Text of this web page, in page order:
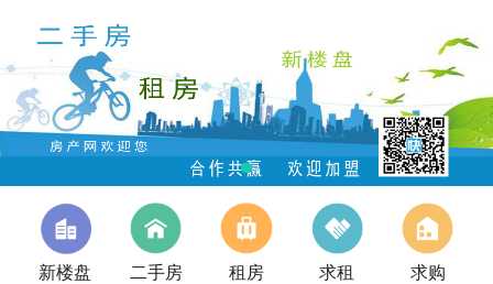
新楼盘 二手房 租房 求租 求购